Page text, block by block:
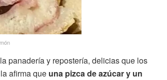
panadería y repostería, delicias que los
afirma que una pizca de azúcar y un